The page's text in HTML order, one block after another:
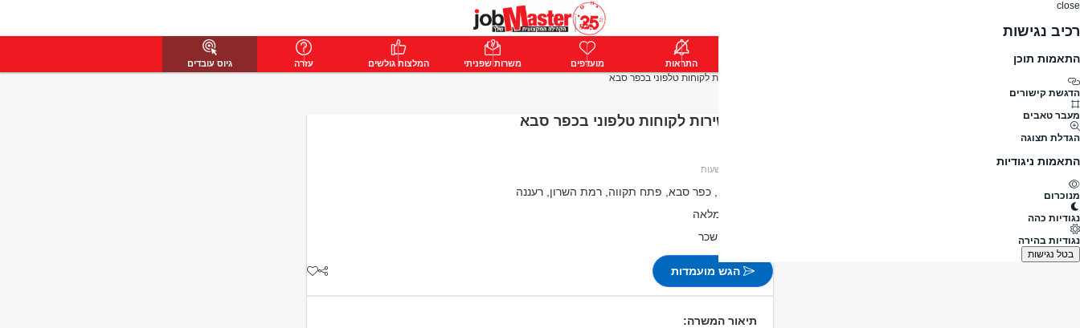
close
רכיב נגישות
התאמות תוכן
הדגשת קישורים
מעבר טאבים
הגדלת תצוגה
התאמות ניגודיות
מנוכרום
נגודיות כהה
נגודיות בהירה
בטל נגישות
פרימיום התחבר התראות מועדפים משרות שפניתי המלצות גולשים עזרה גיוס עובדים
נציג/ת שירות לקוחות טלפוני בכפר סבא
נציג/ת שירות לקוחות טלפוני בכפר סבא
הרצליה, כפר סבא, פתח תקווה, רמת השרון, רעננה
משרה מלאה
לא צוין שכר
הגש מועמדות
תיאור המשרה: